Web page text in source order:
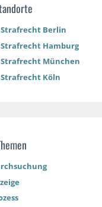
Berlin
Hamburg
München
Köln